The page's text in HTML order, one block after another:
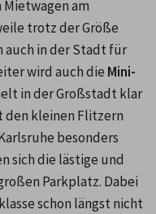
am
trotz der Größe
auch in der Stadt für
wird auch die Mini-
in der Großstadt klar
den kleinen Flitzern
besonders
sich die lästige und
Parkplatz. Dabei
schon längst nicht